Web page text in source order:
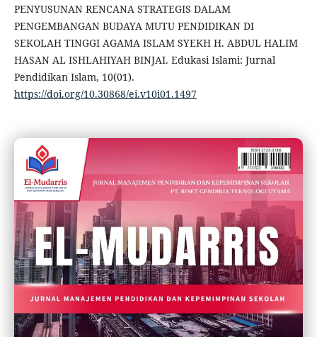
PENYUSUNAN RENCANA STRATEGIS DALAM
PENGEMBANGAN BUDAYA MUTU PENDIDIKAN DI
SEKOLAH TINGGI AGAMA ISLAM SYEKH H. ABDUL HALIM
HASAN AL ISHLAHIYAH BINJAI. Edukasi Islami: Jurnal
Pendidikan Islam, 10(01).
https://doi.org/10.30868/ei.v10i01.1497